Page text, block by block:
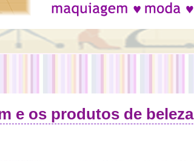
e os produtos de beleza